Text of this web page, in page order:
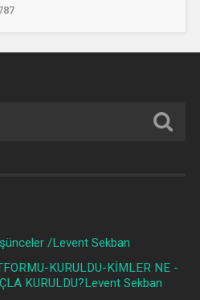
/Levent Sekban
KURULDU-KİMLER NE -
KURULDU?Levent Sekban